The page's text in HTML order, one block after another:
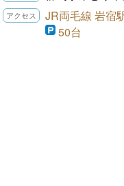
JR両毛線 岩宿
50台